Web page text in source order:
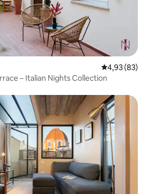
4,93 av 5 i
4,93 (83)
– Italian Nights Collection